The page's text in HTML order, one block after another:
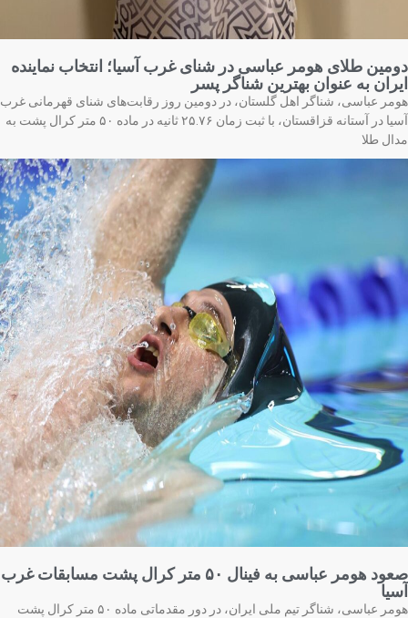
طلای هومر عباسی در شنای غرب آسیا؛ انتخاب نماینده
به عنوان بهترین شناگر پسر
عباسی، شناگر اهل گلستان، در دومین روز رقابت‌های شنای قهرمانی غرب
آسیا در آستانه قزاقستان، با ثبت زمان ۲۵.۷۶ ثانیه در ماده ۵۰ متر کرال پشت به
طلا
صعود هومر عباسی به فینال ۵۰ متر کرال پشت مسابقات غرب
هومر عباسی، شناگر تیم ملی ایران، در دور مقدماتی ماده ۵۰ متر کرال پشت